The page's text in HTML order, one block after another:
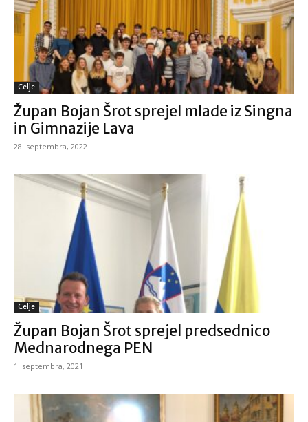
Celje
Župan Bojan Šrot sprejel mlade iz Singna
in Gimnazije Lava
28. septembra, 2022
Celje
Župan Bojan Šrot sprejel predsednico
Mednarodnega PEN
1. septembra, 2021